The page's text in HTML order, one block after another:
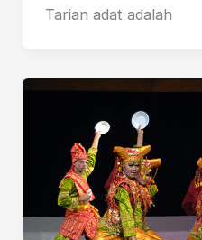
Tarian adat adalah